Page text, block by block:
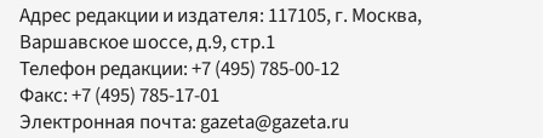
Адрес редакции и издателя: 117105, г. Москва,
Варшавское шоссе, д.9, стр.1
Телефон редакции:+7 (495) 785-00-12
Факс:+7 (495) 785-17-01
Электронная почта: gazeta@gazeta.ru